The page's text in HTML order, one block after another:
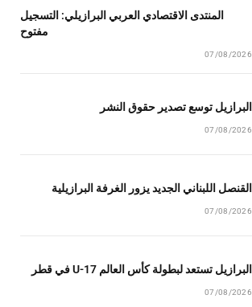
المنتدى الاقتصادي العربي البرازيلي: التسجيل
مفتوح
07/08/2026
البرازيل توسع تصدير حقوق النشر
07/08/2026
القنصل اللبناني الجديد يزور الغرفة البرازيلية
07/08/2026
البرازيل تستعد لبطولة كأس العالم U-17 في قطر
07/08/2026